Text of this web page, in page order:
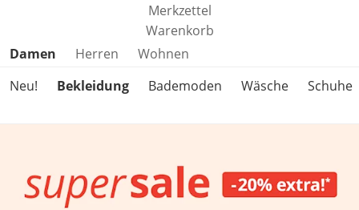
Merkzettel
Warenkorb
Produktkategorien überspringen
Damen Herren
Wohnen
Neu!
Bekleidung Bademoden Wäsche Schuhe